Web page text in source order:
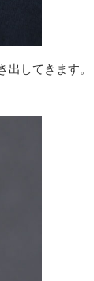
してきます。